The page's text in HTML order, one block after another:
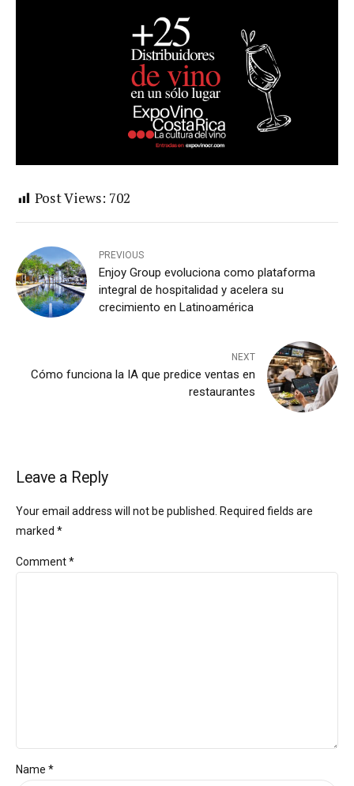
Post Views: 702
PREVIOUS
Enjoy Group evoluciona como plataforma
integral de hospitalidad y acelera su
crecimiento en Latinoamérica
NEXT
Cómo funciona la IA que predice ventas en
restaurantes
Leave a Reply
Your email address will not be published. Required fields are
marked *
Comment*
Name *